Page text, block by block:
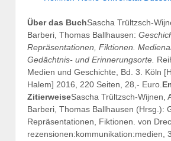
Über das BuchSascha Trültzsch-
Barberi, Thomas Ballhausen:
Repräsentationen, Fiktionen.
Gedächtnis- und Erinnerungsorte.
Medien und Geschichte, Bd. 3. Köln
Halem] 2016, 220 Seiten, 28,- Euro.
ZitierweiseSascha Trültzsch-Wijnen,
Barberi, Thomas Ballhausen (Hrsg.):
Repräsentationen, Fiktionen. von
rezensionen:kommunikation:medien,